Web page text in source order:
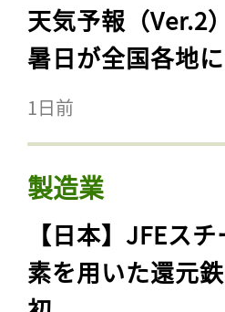
天気予報（Ver.2
暑日が全国各地に
1日前
製造業
【日本】JFEス
素を用いた還元